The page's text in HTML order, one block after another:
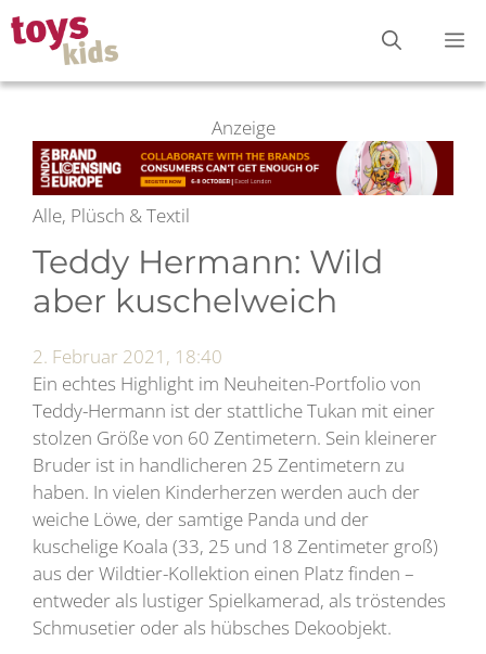
Zum
Inhalt
springen
Anzeige
Alle, Plüsch & Textil
Teddy Hermann: Wild
aber kuschelweich
2. Februar 2021, 18:40
Ein echtes Highlight im Neuheiten-Portfolio von
Teddy-Hermann ist der stattliche Tukan mit einer
stolzen Größe von 60 Zentimetern. Sein kleinerer
Bruder ist in handlicheren 25 Zentimetern zu
haben. In vielen Kinderherzen werden auch der
weiche Löwe, der samtige Panda und der
kuschelige Koala (33, 25 und 18 Zentimeter groß)
aus der Wildtier-Kollektion einen Platz finden –
entweder als lustiger Spielkamerad, als tröstendes
Schmusetier oder als hübsches Dekoobjekt.